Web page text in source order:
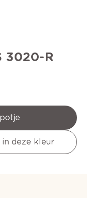
3020-R
deze kleur